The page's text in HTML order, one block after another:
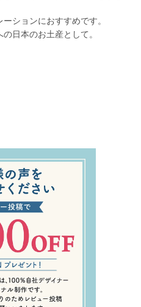
ションにおすすめです。
日本のお土産として。